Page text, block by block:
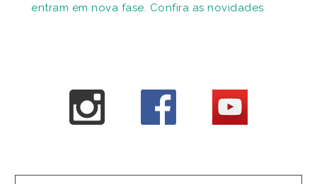
entram em nova fase. Confira as novidades